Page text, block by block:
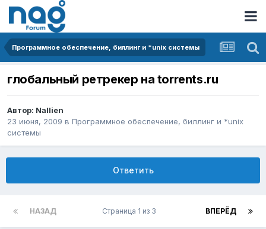
Программное обеспечение, биллинг и *unix системы
глобальный ретрекер на torrents.ru
Автор: Nallien
23 июня, 2009 в Программное обеспечение, биллинг и *unix
системы
Ответить
НАЗАД ВПЕРЁД
Страница 1 из 3